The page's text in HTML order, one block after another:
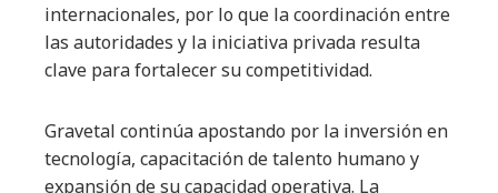
internacionales, por lo que la coordinación entre
las autoridades y la iniciativa privada resulta
clave para fortalecer su competitividad.
Gravetal continúa apostando por la inversión en
tecnología, capacitación de talento humano y
expansión de su capacidad operativa. La